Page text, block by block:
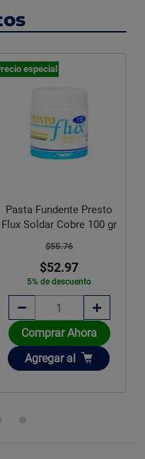
especial
Pasta Fundente Presto
Flux Soldar Cobre 100 gr
$55.76
$52.97
5% de descuento
Comprar Ahora
Añadir
Agregar al